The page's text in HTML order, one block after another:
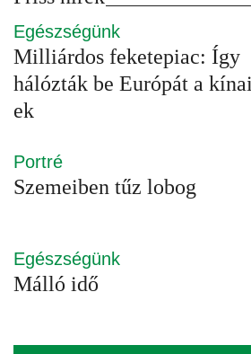
Egészségünk
Milliárdos feketepiac: Így
hálózták be Európát a
ek
Portré
Szemeiben tűz lobog
Egészségünk
Málló idő